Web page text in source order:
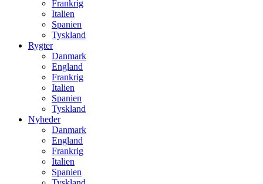
Frankrig
Italien
Spanien
Tyskland
Rygter
Danmark
England
Frankrig
Italien
Spanien
Tyskland
Nyheder
Danmark
England
Frankrig
Italien
Spanien